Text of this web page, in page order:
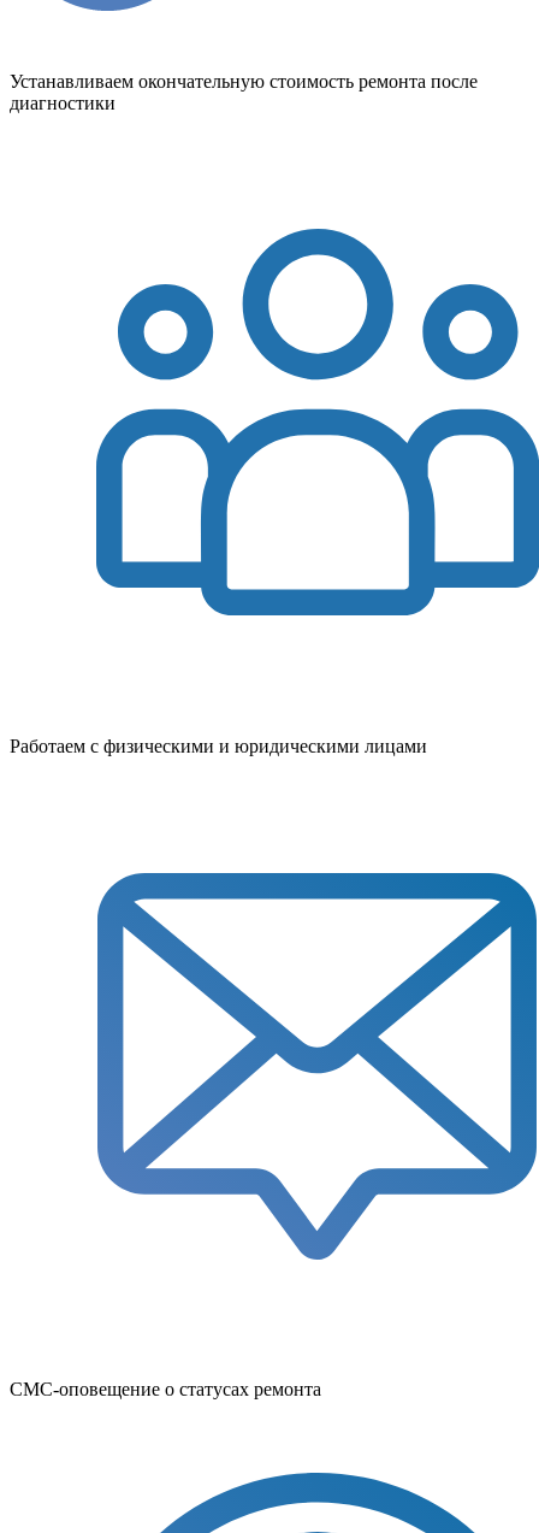
Устанавливаем окончательную стоимость ремонта после
диагностики
Работаем с физическими и юридическими лицами
СМС-оповещение о статусах ремонта